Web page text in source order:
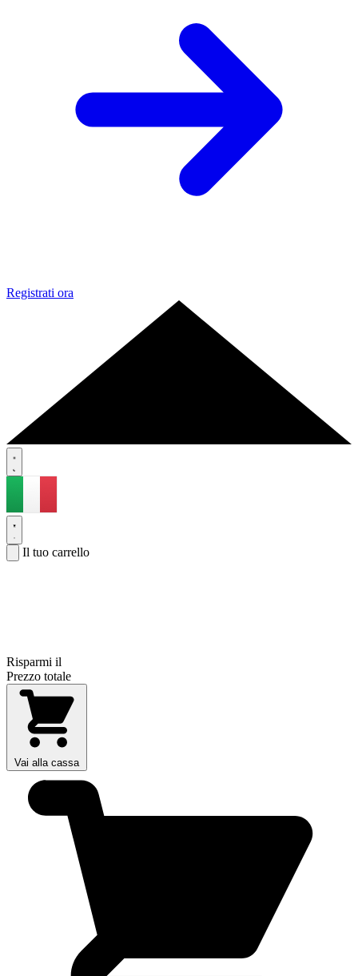
Registrati ora
Il tuo carrello
Risparmi il
Prezzo totale
Vai alla cassa